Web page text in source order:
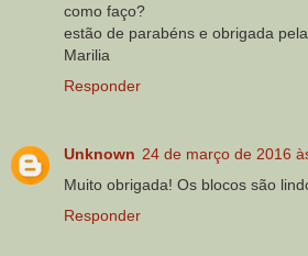
como faço?
estão de parabéns e obrigada pela
Marilia
Responder
Unknown 24 de março de 2016
Muito obrigada! Os blocos são
Responder